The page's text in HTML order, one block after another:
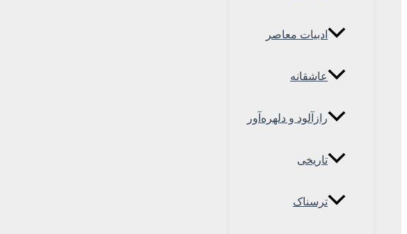
ادبیات معاصر
عاشقانه
رازآلود و دلهره‌آور
تاریخی
ترسناک